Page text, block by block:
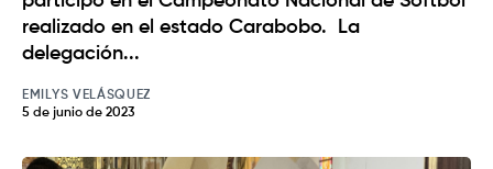
realizado en el estado Carabobo. La
delegación...
EMILYS VELÁSQUEZ
5 de junio de 2023